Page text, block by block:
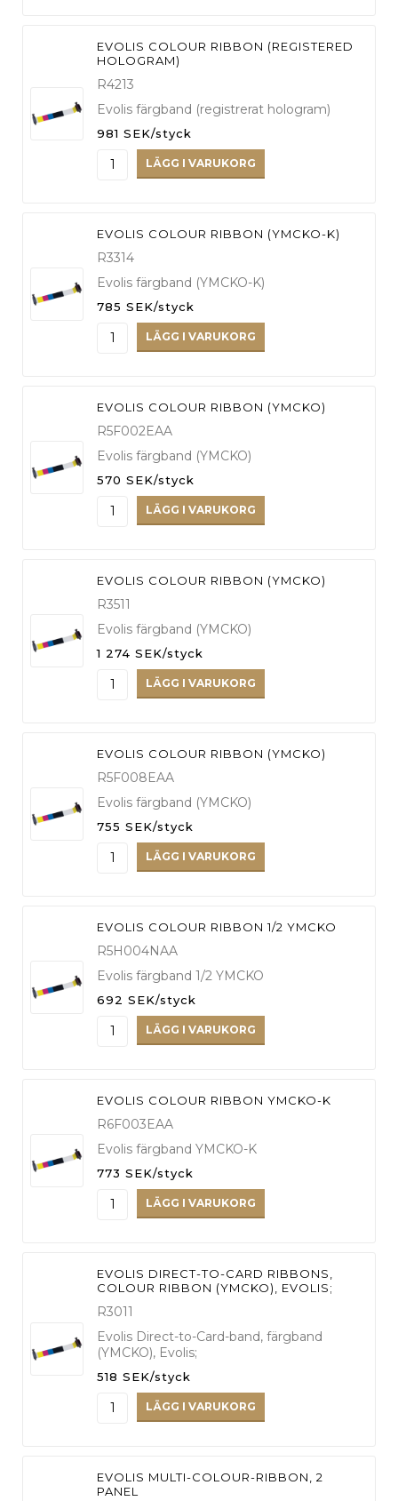
EVOLIS COLOUR RIBBON (REGISTERED
HOLOGRAM)
R4213
Evolis färgband (registrerat hologram)
981 SEK/styck
LÄGG I VARUKORG
EVOLIS COLOUR RIBBON (YMCKO-K)
R3314
Evolis färgband (YMCKO-K)
785 SEK/styck
LÄGG I VARUKORG
EVOLIS COLOUR RIBBON (YMCKO)
R5F002EAA
Evolis färgband (YMCKO)
570 SEK/styck
LÄGG I VARUKORG
EVOLIS COLOUR RIBBON (YMCKO)
R3511
Evolis färgband (YMCKO)
1 274 SEK/styck
LÄGG I VARUKORG
EVOLIS COLOUR RIBBON (YMCKO)
R5F008EAA
Evolis färgband (YMCKO)
755 SEK/styck
LÄGG I VARUKORG
EVOLIS COLOUR RIBBON 1/2 YMCKO
R5H004NAA
Evolis färgband 1/2 YMCKO
692 SEK/styck
LÄGG I VARUKORG
EVOLIS COLOUR RIBBON YMCKO-K
R6F003EAA
Evolis färgband YMCKO-K
773 SEK/styck
LÄGG I VARUKORG
EVOLIS DIRECT-TO-CARD RIBBONS,
COLOUR RIBBON (YMCKO), EVOLIS;
R3011
Evolis Direct-to-Card-band, färgband
(YMCKO), Evolis;
518 SEK/styck
LÄGG I VARUKORG
EVOLIS MULTI-COLOUR-RIBBON, 2
PANEL